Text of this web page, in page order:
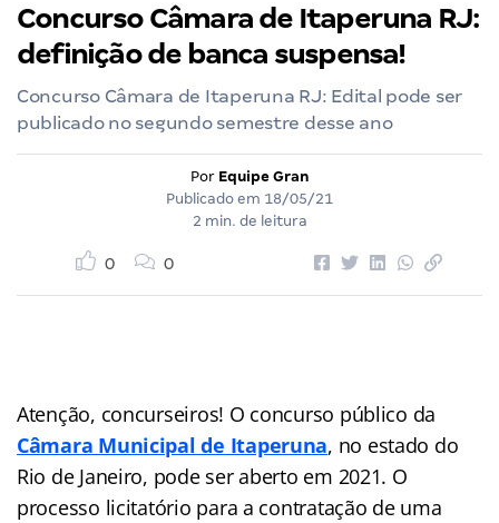
Concurso Câmara de Itaperuna RJ:
definição de banca suspensa!
Concurso Câmara de Itaperuna RJ: Edital pode ser
publicado no segundo semestre desse ano
Por Equipe Gran
Publicado em 18/05/21
2 min. de leitura
0 0
Atenção, concurseiros! O concurso público da
Câmara Municipal de Itaperuna, no estado do
Rio de Janeiro, pode ser aberto em 2021. O
processo licitatório para a contratação de uma